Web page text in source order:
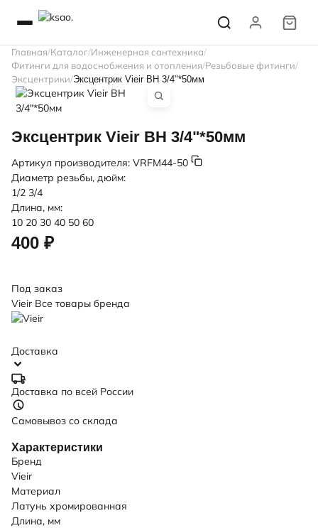
Главная Каталог Инженерная сантехника
Фитинги для водоснобжения и отопления Резьбовые фитинги
Эксцентрики Эксцентрик Vieir ВН 3/4"*50мм
Эксцентрик Vieir ВН 3/4"*50мм
Артикул производителя: VRFM44-50
Диаметр резьбы, дюйм:
1/2 3/4
Длина, мм:
10 20 30 40 50 60
400 ₽
Под заказ
Vieir Все товары бренда
Доставка
Доставка по всей России
Самовывоз со склада
Характеристики
Бренд
Vieir
Материал
Латунь хромированная
Длина, мм